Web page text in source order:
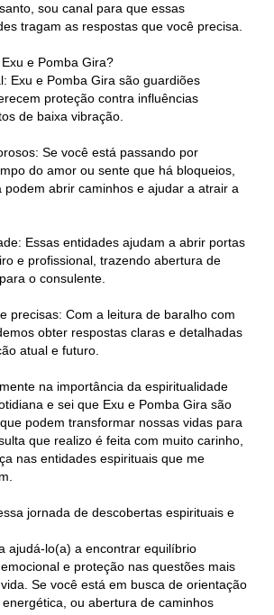
sou canal para que essas
tragam as respostas que você precisa.
e Pomba Gira?
Exu e Pomba Gira são guardiões
proteção contra influências
de baixa vibração.
Se você está passando por
do amor ou sente que há bloqueios,
podem abrir caminhos e ajudar a atrair a
Essas entidades ajudam a abrir portas
e profissional, trazendo abertura de
o consulente.
precisas: Com a leitura de baralho com
obter respostas claras e detalhadas
atual e futuro.
na importância da espiritualidade
e sei que Exu e Pomba Gira são
podem transformar nossas vidas para
que realizo é feita com muito carinho,
nas entidades espirituais que me
jornada de descobertas espirituais e
ajudá-lo(a) a encontrar equilíbrio
e proteção nas questões mais
Se você está em busca de orientação
ou abertura de caminhos